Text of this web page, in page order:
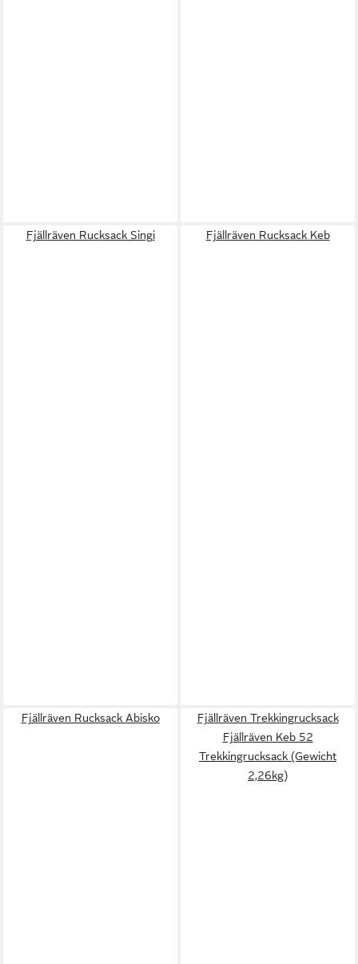
Fjällräven Rucksack Singi Fjällräven Rucksack Keb
Fjällräven Rucksack Abisko
Fjällräven Trekkingrucksack
Fjällräven Keb 52
Trekkingrucksack (Gewicht
2,26kg)